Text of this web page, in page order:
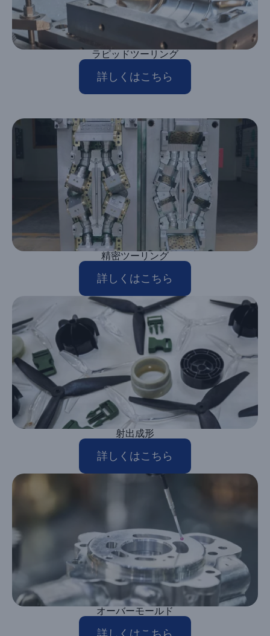
ラピッドツーリング
詳しくはこちら
精密ツーリング
詳しくはこちら
射出成形
詳しくはこちら
オーバーモールド